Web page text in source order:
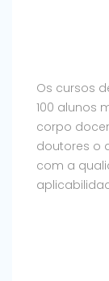
Os cursos
100 alunos
corpo
doutores o
com a